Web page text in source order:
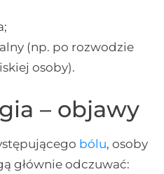
(np. po rozwodzie
osoby).
– objawy
bólu, osoby
głównie odczuwać: